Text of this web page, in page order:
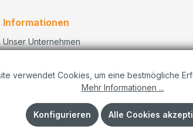
Informationen
Unser Unternehmen
Versand
Datenschutzerklärung
Impressum
verwendet Cookies, um eine bestmögliche
Mehr Informationen ...
Konfigurieren Alle Cookies